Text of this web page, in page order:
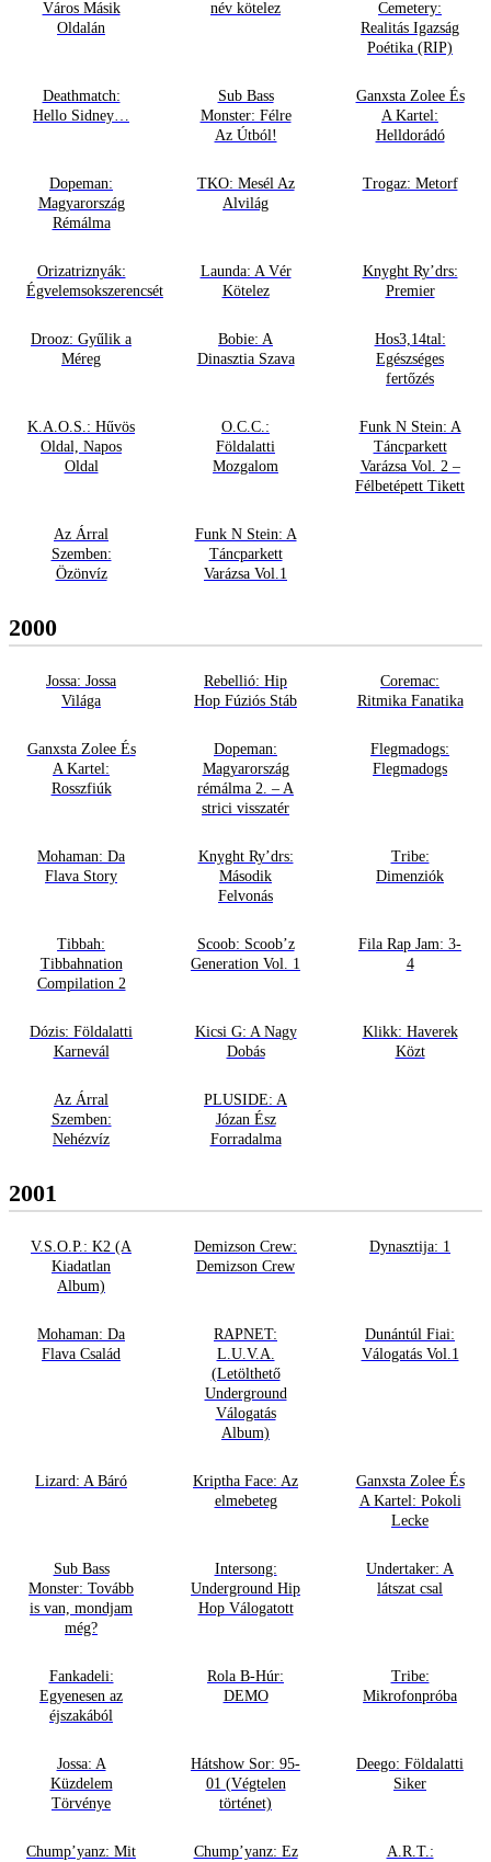
Város Másik
Oldalán
név kötelez
Cemetery:
Realitás Igazság
Poétika (RIP)
Deathmatch:
Hello Sidney…
Sub Bass
Monster: Félre
Az Útból!
Ganxsta Zolee És
A Kartel:
Helldorádó
Dopeman:
Magyarország
Rémálma
TKO: Mesél Az
Alvilág
Trogaz: Metorf
Orizatriznyák:
Égvelemsokszerencsét
Launda: A Vér
Kötelez
Knyght Ry’drs:
Premier
Drooz: Gyűlik a
Méreg
Bobie: A
Dinasztia Szava
Hos3,14tal:
Egészséges
fertőzés
K.A.O.S.: Hűvös
Oldal, Napos
Oldal
O.C.C.:
Földalatti
Mozgalom
Funk N Stein: A
Táncparkett
Varázsa Vol. 2 –
Félbetépett Tikett
Az Árral
Szemben:
Özönvíz
Funk N Stein: A
Táncparkett
Varázsa Vol.1
2000
Jossa: Jossa
Világa
Rebellió: Hip
Hop Fúziós Stáb
Coremac:
Ritmika Fanatika
Ganxsta Zolee És
A Kartel:
Rosszfiúk
Dopeman:
Magyarország
rémálma 2. – A
strici visszatér
Flegmadogs:
Flegmadogs
Mohaman: Da
Flava Story
Knyght Ry’drs:
Második
Felvonás
Tribe:
Dimenziók
Tibbah:
Tibbahnation
Compilation 2
Scoob: Scoob’z
Generation Vol. 1
Fila Rap Jam: 3-
4
Dózis: Földalatti
Karnevál
Kicsi G: A Nagy
Dobás
Klikk: Haverek
Közt
Az Árral
Szemben:
Nehézvíz
PLUSIDE: A
Józan Ész
Forradalma
2001
V.S.O.P.: K2 (A
Kiadatlan
Album)
Demizson Crew:
Demizson Crew
Dynasztija: 1
Mohaman: Da
Flava Család
RAPNET:
L.U.V.A.
(Letölthető
Underground
Válogatás
Album)
Dunántúl Fiai:
Válogatás Vol.1
Lizard: A Báró
Kriptha Face: Az
elmebeteg
Ganxsta Zolee És
A Kartel: Pokoli
Lecke
Sub Bass
Monster: Tovább
is van, mondjam
még?
Intersong:
Underground Hip
Hop Válogatott
Undertaker: A
látszat csal
Fankadeli:
Egyenesen az
éjszakából
Rola B-Húr:
DEMO
Tribe:
Mikrofonpróba
Jossa: A
Küzdelem
Törvénye
Hátshow Sor: 95-
01 (Végtelen
történet)
Deego: Földalatti
Siker
Chump’yanz: Mit
Chump’yanz: Ez
A.R.T.: